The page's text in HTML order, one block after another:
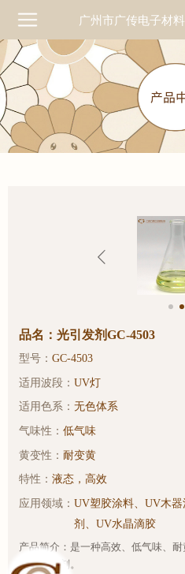
广州市广传电子材
品名：光引发剂GC-4503
型号：GC-4503
适用波段：UV灯
适用色系：无色体系
气味性：低气味
黄变性：耐变黄
特性：液态，高效
应用领域：UV塑胶涂料、UV木
剂、UV水晶滴胶
产品简介：是一种高效、低气味、
态光引发剂。